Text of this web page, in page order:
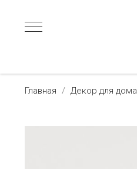
Главная Декор для дома